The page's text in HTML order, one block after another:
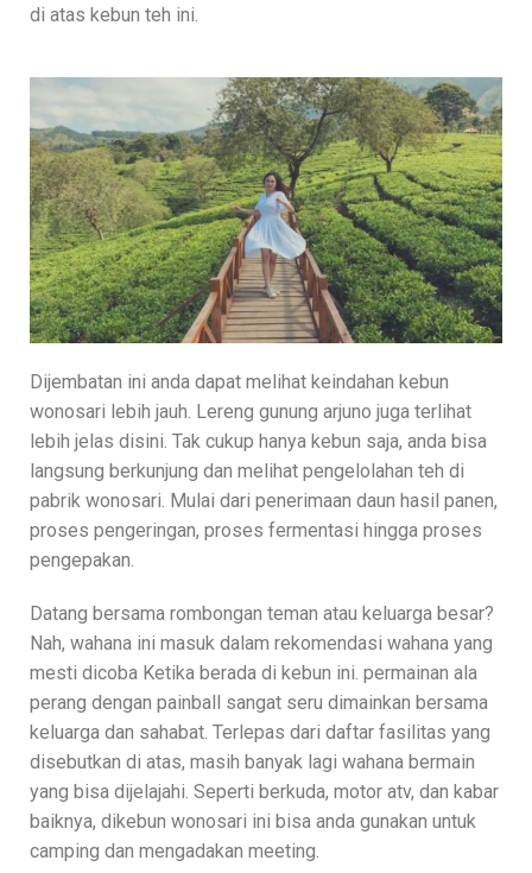
di atas kebun teh ini.
Dijembatan ini anda dapat melihat keindahan kebun
wonosari lebih jauh. Lereng gunung arjuno juga terlihat
lebih jelas disini. Tak cukup hanya kebun saja, anda bisa
langsung berkunjung dan melihat pengelolahan teh di
pabrik wonosari. Mulai dari penerimaan daun hasil panen,
proses pengeringan, proses fermentasi hingga proses
pengepakan.
Datang bersama rombongan teman atau keluarga besar?
Nah, wahana ini masuk dalam rekomendasi wahana yang
mesti dicoba Ketika berada di kebun ini. permainan ala
perang dengan painball sangat seru dimainkan bersama
keluarga dan sahabat. Terlepas dari daftar fasilitas yang
disebutkan di atas, masih banyak lagi wahana bermain
yang bisa dijelajahi. Seperti berkuda, motor atv, dan kabar
baiknya, dikebun wonosari ini bisa anda gunakan untuk
camping dan mengadakan meeting.